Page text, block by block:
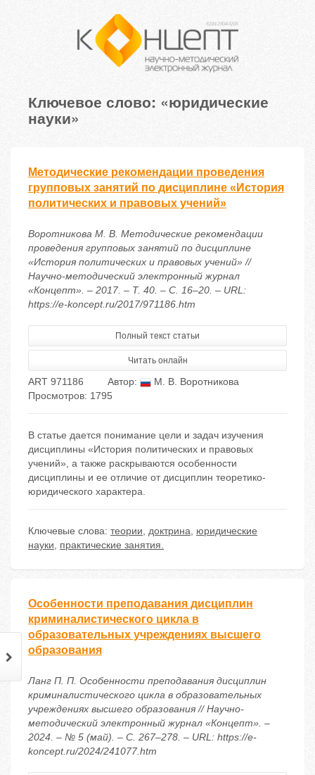
Ключевое слово: «юридические
науки»
Методические рекомендации проведения
групповых занятий по дисциплине «История
политических и правовых учений»
Воротникова М. В. Методические рекомендации
проведения групповых занятий по дисциплине
«История политических и правовых учений» //
Научно-методический электронный журнал
«Концепт». – 2017. – Т. 40. – С. 16–20. – URL:
https://e-koncept.ru/2017/971186.htm
Полный текст статьи
Читать онлайн
ART 971186 Автор:
М. В. Воротникова
Просмотров: 1795
В статье дается понимание цели и задач изучения
дисциплины «История политических и правовых
учений», а также раскрываются особенности
дисциплины и ее отличие от дисциплин теоретико-
юридического характера.
Ключевые слова: теории, доктрина, юридические
науки, практические занятия.
Особенности преподавания дисциплин
криминалистического цикла в
образовательных учреждениях высшего
образования
Ланг П. П. Особенности преподавания дисциплин
криминалистического цикла в образовательных
учреждениях высшего образования // Научно-
методический электронный журнал «Концепт». –
2024. – № 5 (май). – С. 267–278. – URL: https://e-
koncept.ru/2024/241077.htm